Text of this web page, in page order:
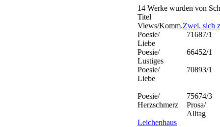
14 Werke wurden von
Titel
Views/Komm.Zwei, sich
Poesie/
Liebe
71687/1
Poesie/
Lustiges
66452/1
Poesie/
Liebe
70893/1
Poesie/
Herzschmerz
75674/3
Prosa/
Alltag
Leichenhaus